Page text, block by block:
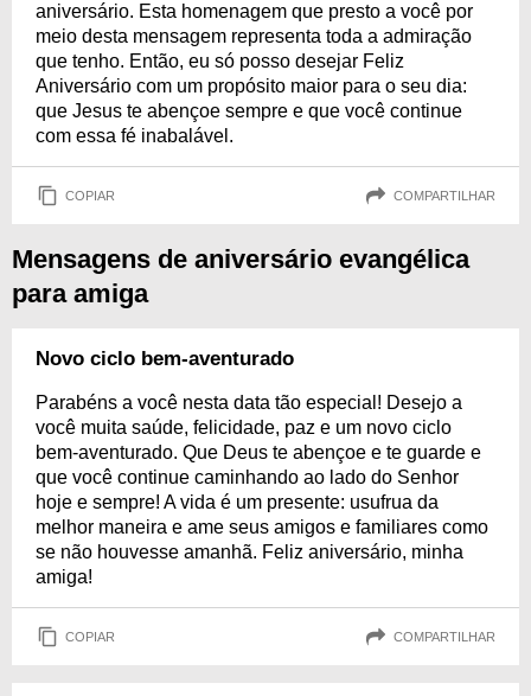
aniversário. Esta homenagem que presto a você por
meio desta mensagem representa toda a admiração
que tenho. Então, eu só posso desejar Feliz
Aniversário com um propósito maior para o seu dia:
que Jesus te abençoe sempre e que você continue
com essa fé inabalável.
COPIAR COMPARTILHAR
Mensagens de aniversário evangélica
para amiga
Novo ciclo bem-aventurado
Parabéns a você nesta data tão especial! Desejo a
você muita saúde, felicidade, paz e um novo ciclo
bem-aventurado. Que Deus te abençoe e te guarde e
que você continue caminhando ao lado do Senhor
hoje e sempre! A vida é um presente: usufrua da
melhor maneira e ame seus amigos e familiares como
se não houvesse amanhã. Feliz aniversário, minha
amiga!
COPIAR COMPARTILHAR